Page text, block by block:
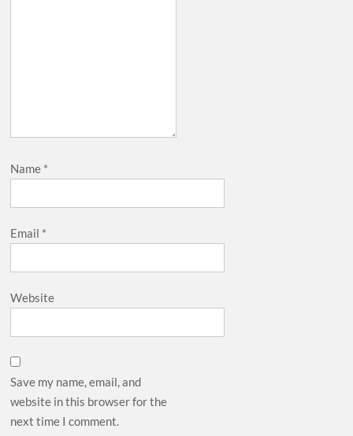
Name *
Email *
Website
Save my name, email, and
website in this browser for the
next time I comment.